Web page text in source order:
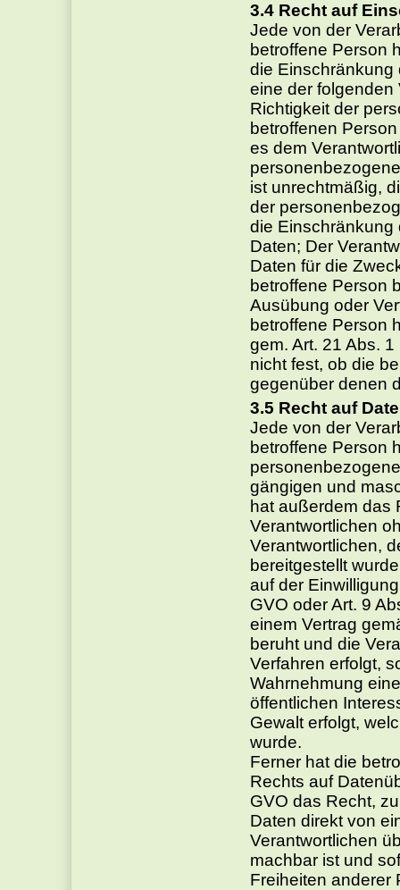
Recht auf
Jede von der
betroffene Person
die Einschränkung
eine der
Richtigkeit der
betroffenen
es dem
ist unrechtmäßig,
der
die
Daten; Der
Daten für die
betroffene Person
Ausübung oder
betroffene Person
gem. Art. 21 Abs.
nicht fest, ob die
gegenüber denen
Recht auf
Jede von der
betroffene Person
gängigen und
hat außerdem das
Verantwortlichen
Verantwortlichen,
bereitgestellt
auf der
GVO oder Art. 9
einem Vertrag
beruht und die
Verfahren erfolgt,
Wahrnehmung
öffentlichen
Gewalt erfolgt,
wurde.
Ferner hat die
Rechts auf
GVO das Recht,
Daten direkt von
Verantwortlichen
machbar ist und
Freiheiten anderer